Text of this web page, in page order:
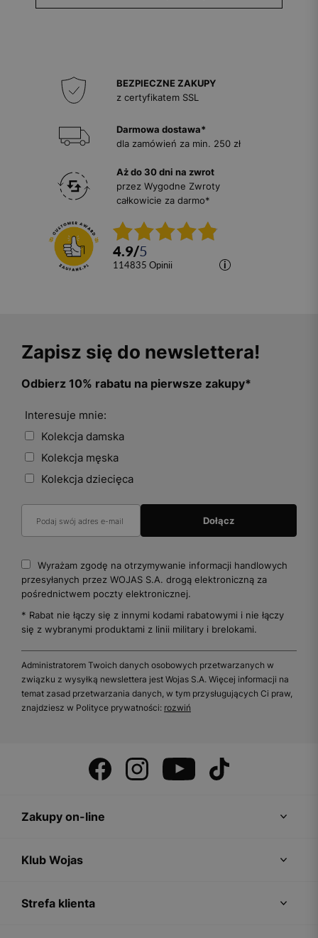
BEZPIECZNE ZAKUPY
z certyfikatem SSL
Darmowa dostawa*
dla zamówień za min. 250 zł
Aż do 30 dni na zwrot
przez Wygodne Zwroty
całkowicie za darmo*
4.9/5
114835 opinii
Zapisz się do newslettera!
Odbierz 10% rabatu na pierwsze zakupy*
Interesuje mnie:
Kolekcja damska
Kolekcja męska
Kolekcja dziecięca
Wyrażam zgodę na otrzymywanie informacji handlowych
przesyłanych przez WOJAS S.A. drogą elektroniczną za
pośrednictwem poczty elektronicznej.
* Rabat nie łączy się z innymi kodami rabatowymi i nie łączy
się z wybranymi produktami z linii military i brelokami.
Administratorem Twoich danych osobowych przetwarzanych w
związku z wysyłką newslettera jest Wojas S.A. Więcej informacji na
temat zasad przetwarzania danych, w tym przysługujących Ci praw,
znajdziesz w Polityce prywatności: rozwiń
Zakupy on-line
Klub Wojas
Strefa klienta